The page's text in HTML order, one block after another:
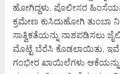
ಹೋಗಿದ್ದಳು. ಪೊಲೀಸರ
ಕ್ರಮೇಣ ಕುಸಿದುಹೋಗಿ ತುಂಬಾ
ಸಾತ್ವಿಕತೆಯನ್ನು ನಾಶಪಡಿಸಲು
ಮೊಟ್ಟೆ ಬೆರೆಸಿ ಕೊಡಲಾಯಿತು.
ಗಂಭೀರ ಖಾಯಿಲೆಗಳು ಆಕೆಯನ್ನು